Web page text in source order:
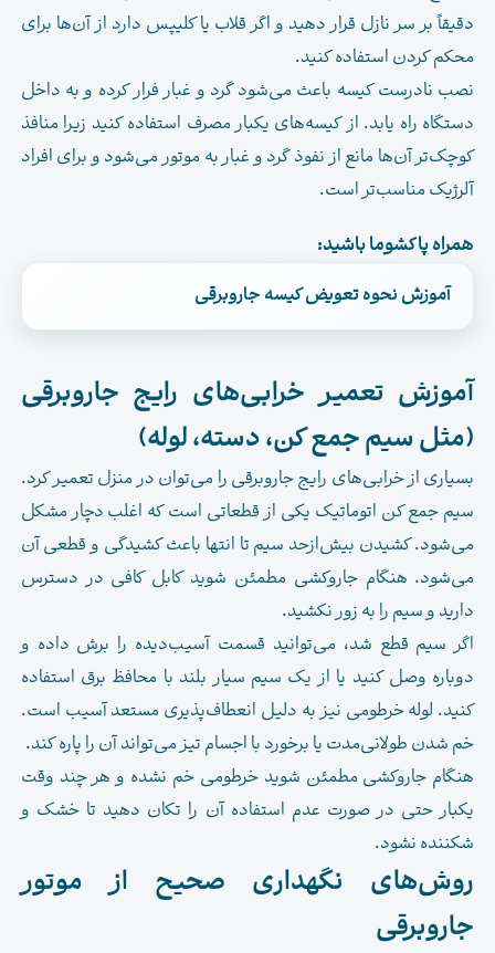
دقیقاً بر سر نازل قرار دهید و اگر قلاب یا کلیپس دارد از آن‌ها برای
محکم کردن استفاده کنید.
نصب نادرست کیسه باعث می‌شود گرد و غبار فرار کرده و به داخل
دستگاه راه یابد. از کیسه‌های یکبار مصرف استفاده کنید زیرا منافذ
کوچک‌تر آن‌ها مانع از نفوذ گرد و غبار به موتور می‌شود و برای افراد
آلرژیک مناسب‌تر است.
همراه پاکشوما باشید:
آموزشنحوه تعویض کیسه جاروبرقی
.
آموزش تعمیر خرابی‌های رایج جاروبرقی
(مثل سیم جمع کن، دسته، لوله)
بسیاری از خرابی‌های رایج جاروبرقی را می‌توان در منزل تعمیر کرد.
سیم جمع کن اتوماتیک یکی از قطعاتی است که اغلب دچار مشکل
می‌شود. کشیدن بیش‌از‌حد سیم تا انتها باعث کشیدگی و قطعی آن
می‌شود. هنگام جاروکشی مطمئن شوید کابل کافی در دسترس
دارید و سیم را به زور نکشید.
اگر سیم قطع شد، می‌توانید قسمت آسیب‌دیده را برش داده و
دوباره وصل کنید یا از یک سیم سیار بلند با محافظ برق استفاده
کنید. لوله خرطومی نیز به دلیل انعطاف‌پذیری مستعد آسیب است.
خم شدن طولانی‌مدت یا برخورد با اجسام تیز می‌تواند آن را پاره کند.
هنگام جاروکشی مطمئن شوید خرطومی خم نشده و هر چند وقت
یکبار حتی در صورت عدم استفاده آن را تکان دهید تا خشک و
شکننده نشود.
روش‌های نگهداری صحیح از موتور
جاروبرقی